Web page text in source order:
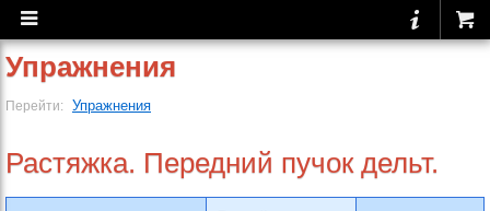
Упражнения
Перейти: Упражнения
Растяжка. Передний пучок дельт.